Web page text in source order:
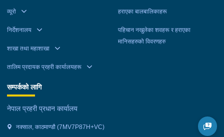
व्यूरो
निर्देशनालय
शाखा तथा महाशाखा
तालिम प्रदायक प्रहरी कार्यालयहरू
हराएका बालबालिकाहरू
पहिचान नखुलेका शवहरू र हराएका
मानिसहरुको विवरणहरु
सम्पर्कको लागि
नेपाल प्रहरी प्रधान कार्यालय
नक्साल, काठमाण्डौ (7MV7P87H+VC)